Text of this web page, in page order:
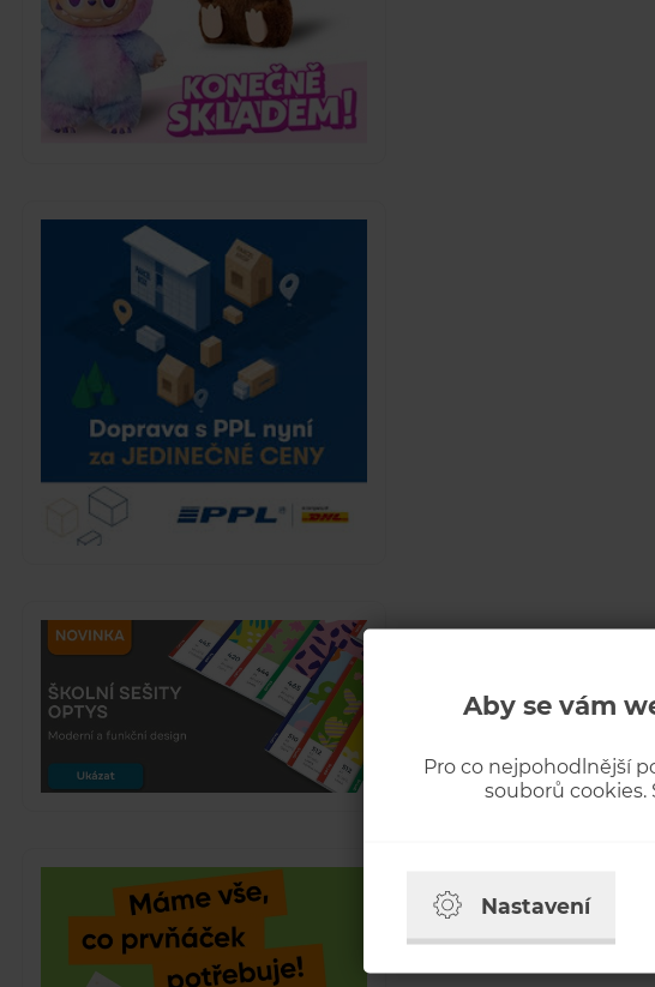
Aby se vám
Pro co nejpohodlnější
souborů
Nastavení